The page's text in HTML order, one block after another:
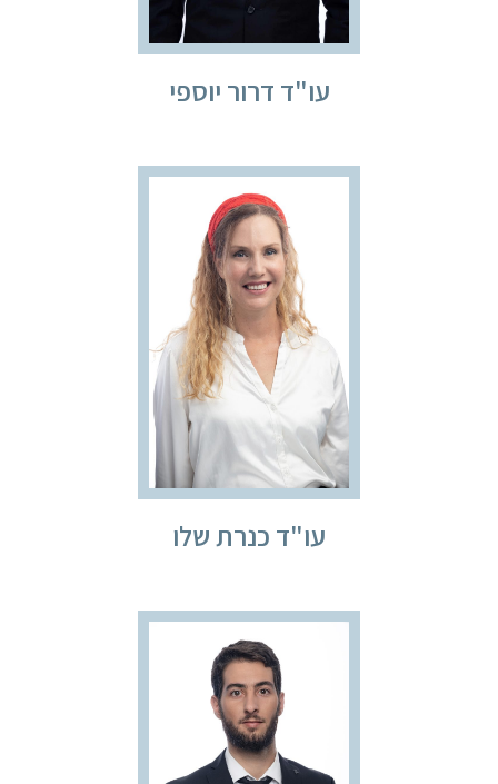
עו"ד דרור יוספי
עו"ד כנרת שלו